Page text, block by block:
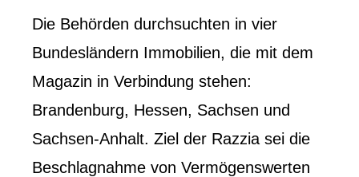
Die Behörden durchsuchten in vier
Bundesländern Immobilien, die mit dem
Magazin in Verbindung stehen:
Brandenburg, Hessen, Sachsen und
Sachsen-Anhalt. Ziel der Razzia sei die
Beschlagnahme von Vermögenswerten